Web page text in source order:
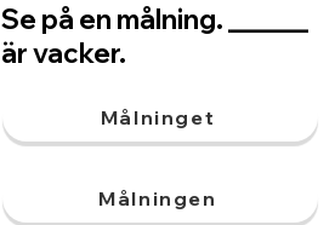
Se på en målning. ______
är vacker.
Målninget
Målningen